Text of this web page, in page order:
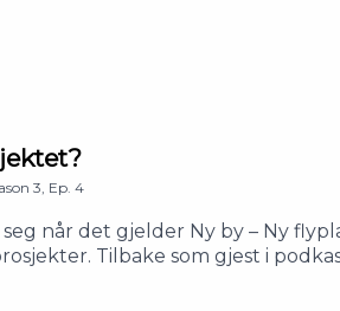
3 Ep. 4
når det gjelder Ny by – Ny
Tilbake som gjest i
med økonomien i prosjektet